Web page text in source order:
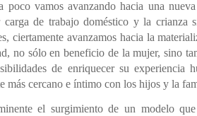
poco vamos avanzando hacia una
carga de trabajo doméstico y la crianza
ciertamente avanzamos hacia la
no sólo en beneficio de la mujer, sino
de enriquecer su experiencia
más cercano e íntimo con los hijos y la
el surgimiento deun modelo